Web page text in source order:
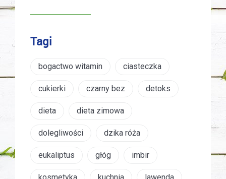
Tagi
bogactwo witamin ciasteczka
cukierki czarny bez detoks
dieta dieta zimowa
dolegliwości dzika róża
eukaliptus głóg imbir